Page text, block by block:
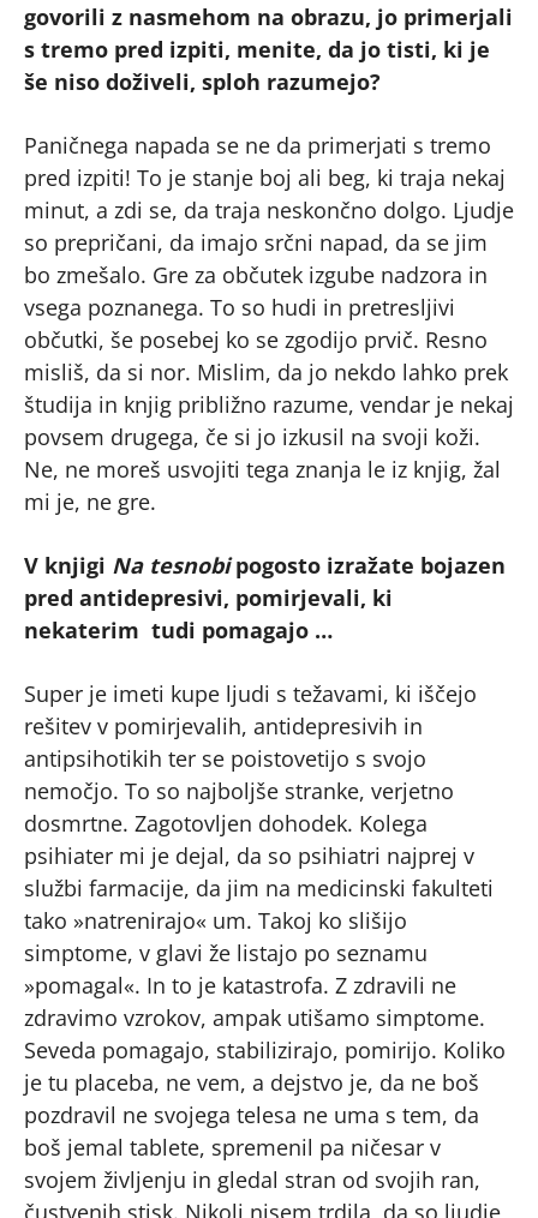
govorili z nasmehom na obrazu, jo primerjali
s tremo pred izpiti, menite, da jo tisti, ki je
še niso doživeli, sploh razumejo?
Paničnega napada se ne da primerjati s tremo
pred izpiti! To je stanje boj ali beg, ki traja nekaj
minut, a zdi se, da traja neskončno dolgo. Ljudje
so prepričani, da imajo srčni napad, da se jim
bo zmešalo. Gre za občutek izgube nadzora in
vsega poznanega. To so hudi in pretresljivi
občutki, še posebej ko se zgodijo prvič. Resno
misliš, da si nor. Mislim, da jo nekdo lahko prek
študija in knjig približno razume, vendar je nekaj
povsem drugega, če si jo izkusil na svoji koži.
Ne, ne moreš usvojiti tega znanja le iz knjig, žal
mi je, ne gre.
V knjigi Na tesnobipogosto izražate bojazen
pred antidepresivi, pomirjevali, ki
nekaterim tudi pomagajo …
Super je imeti kupe ljudi s težavami, ki iščejo
rešitev v pomirjevalih, antidepresivih in
antipsihotikih ter se poistovetijo s svojo
nemočjo. To so najboljše stranke, verjetno
dosmrtne. Zagotovljen dohodek. Kolega
psihiater mi je dejal, da so psihiatri najprej v
službi farmacije, da jim na medicinski fakulteti
tako »natrenirajo« um. Takoj ko slišijo
simptome, v glavi že listajo po seznamu
»pomagal«. In to je katastrofa. Z zdravili ne
zdravimo vzrokov, ampak utišamo simptome.
Seveda pomagajo, stabilizirajo, pomirijo. Koliko
je tu placeba, ne vem, a dejstvo je, da ne boš
pozdravil ne svojega telesa ne uma s tem, da
boš jemal tablete, spremenil pa ničesar v
svojem življenju in gledal stran od svojih ran,
čustvenih stisk. Nikoli nisem trdila, da so ljudje